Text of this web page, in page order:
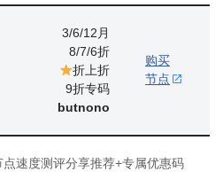
3/6/12月
8/7/6折
折上折
9折专码
butnono
购买
节点
速度测评分享推荐+专属优惠码